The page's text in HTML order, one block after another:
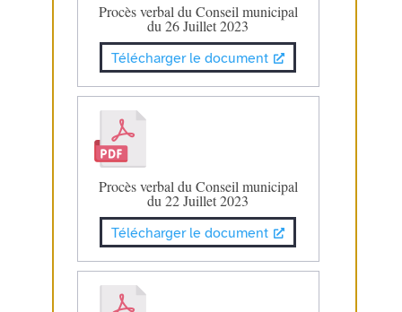
Procès verbal du Conseil municipal
du 26 Juillet 2023
Télécharger le document
Procès verbal du Conseil municipal
du 22 Juillet 2023
Télécharger le document